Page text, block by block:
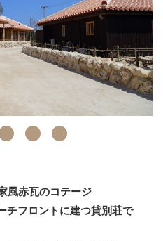
風赤瓦のコテージ
チフロントに建つ貸別荘で